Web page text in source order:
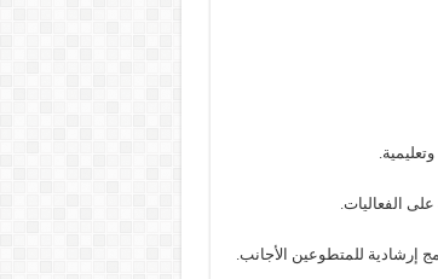
الفعاليات.
إرشادية للمتطوعين الأجانب.